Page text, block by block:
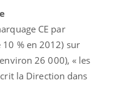
CE par
% en 2012) sur
26 000), « les
la Direction dans